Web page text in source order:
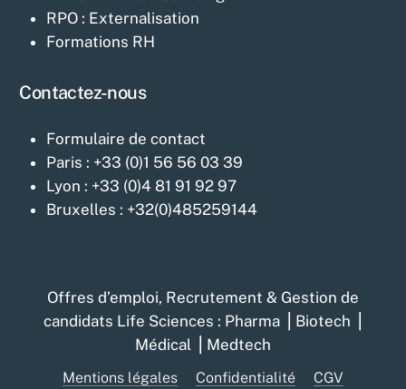
RPO : Externalisation
Formations RH
Contactez-nous
Formulaire de contact
Paris : +33 (0)1 56 56 03 39
Lyon : +33 (0)4 81 91 92 97
Bruxelles : +32(0)485259144
Offres d’emploi, Recrutement & Gestion de
candidats Life Sciences : Pharma ⎥ Biotech ⎥
Médical ⎥ Medtech
Mentions légales Confidentialité CGV